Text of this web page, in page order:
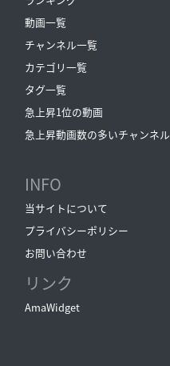
動画一覧
チャンネル一覧
カテゴリ一覧
タグ一覧
急上昇1位の動画
急上昇動画数の多いチャンネル
INFO
当サイトについて
プライバシーポリシー
お問い合わせ
リンク
AmaWidget